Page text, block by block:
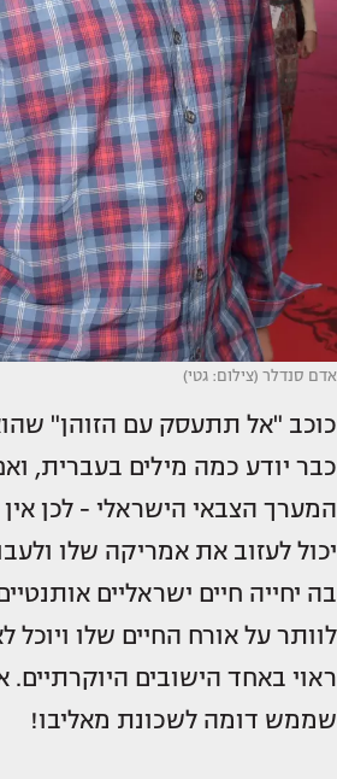
אדם סנדלר (צילום: גטי)
כוכב "אל תתעסק עם הזוהן"
כבר יודע כמה מילים בעברית,
המערך הצבאי הישראלי - לכן
יכול לעזוב את אמריקה שלו
בה יחייה חיים ישראליים
לוותר על אורח החיים שלו ויוכל
ראוי באחד הישובים היוקרתיים.
שממש דומה לשכונת מאליבו!